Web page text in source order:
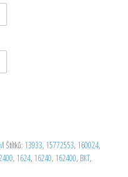
Štítků: 13933, 15772553, 160024,
, 1624, 16240, 162400, BKT,